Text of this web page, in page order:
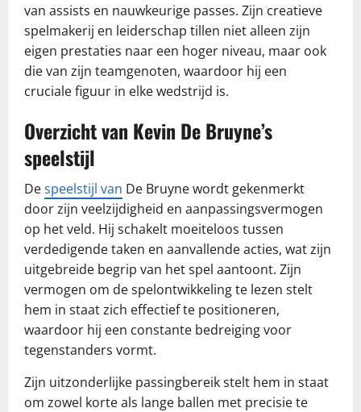
van assists en nauwkeurige passes. Zijn creatieve
spelmakerij en leiderschap tillen niet alleen zijn
eigen prestaties naar een hoger niveau, maar ook
die van zijn teamgenoten, waardoor hij een
cruciale figuur in elke wedstrijd is.
Overzicht van Kevin De Bruyne’s
speelstijl
Despeelstijl van De Bruyne wordt gekenmerkt
door zijn veelzijdigheid en aanpassingsvermogen
op het veld. Hij schakelt moeiteloos tussen
verdedigende taken en aanvallende acties, wat zijn
uitgebreide begrip van het spel aantoont. Zijn
vermogen om de spelontwikkeling te lezen stelt
hem in staat zich effectief te positioneren,
waardoor hij een constante bedreiging voor
tegenstanders vormt.
Zijn uitzonderlijke passingbereik stelt hem in staat
om zowel korte als lange ballen met precisie te